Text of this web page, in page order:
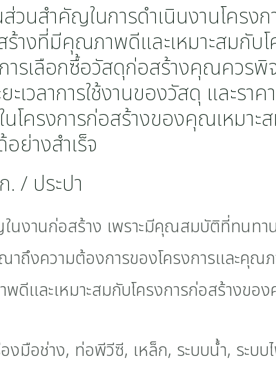
วนสำคัญในการดำเนินงานโครง
ร้างที่มีคุณภาพดีและเหมาะสมกับ
การเลือกซื้อวัสดุก่อสร้างคุณควร
ะเวลาการใช้งานของวัสดุ และราค
ครงการก่อสร้างของคุณเหมาะส
ย่างสำเร็จ
. / ประปา
นงานก่อสร้าง เพราะมีคุณสมบัติที่ทนทา
ถึงความต้องการของโครงการและคุณ
ดีและเหมาะสมกับโครงการก่อสร้างขอ